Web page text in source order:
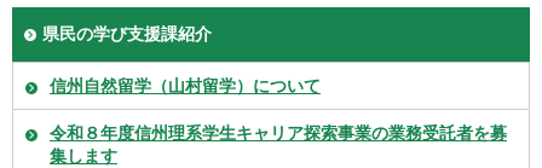
県民の学び支援課紹介
信州自然留学（山村留学）について
令和８年度信州理系学生キャリア探索事業の業務受託者を募
集します